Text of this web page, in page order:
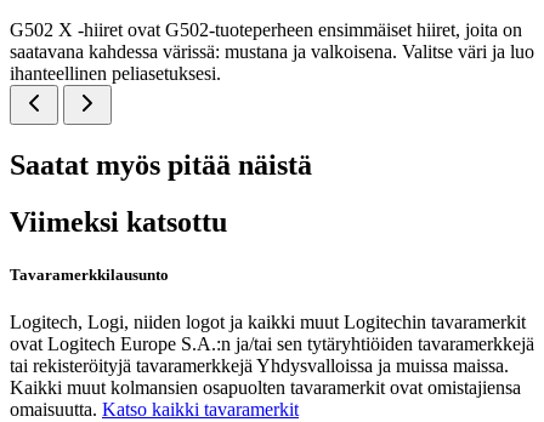
G502 X -hiiret ovat G502-tuoteperheen ensimmäiset hiiret, joita on
saatavana kahdessa värissä: mustana ja valkoisena. Valitse väri ja luo
ihanteellinen peliasetuksesi.
Saatat myös pitää näistä
Viimeksi katsottu
Tavaramerkkilausunto
Logitech, Logi, niiden logot ja kaikki muut Logitechin tavaramerkit
ovat Logitech Europe S.A.:n ja/tai sen tytäryhtiöiden tavaramerkkejä
tai rekisteröityjä tavaramerkkejä Yhdysvalloissa ja muissa maissa.
Kaikki muut kolmansien osapuolten tavaramerkit ovat omistajiensa
omaisuutta. Katso kaikki tavaramerkit